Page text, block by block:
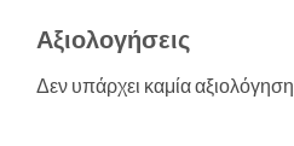
Αξιολογήσεις
Δεν υπάρχει καμία